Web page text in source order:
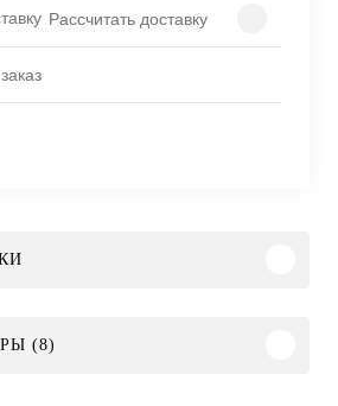
Рассчитать доставку
(8)